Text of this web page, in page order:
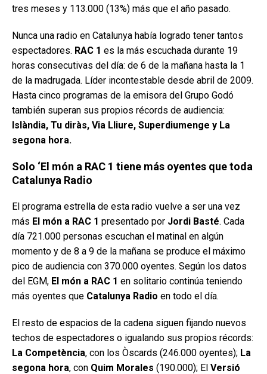
tres meses y 113.000 (13%) más que el año pasado.
Nunca una radio en Catalunya había logrado tener tantos
espectadores. RAC 1 es la más escuchada durante 19
horas consecutivas del día: de 6 de la mañana hasta la 1
de la madrugada. Líder incontestable desde abril de 2009.
Hasta cinco programas de la emisora del Grupo Godó
también superan sus propios récords de audiencia:
Islàndia, Tu diràs, Via Lliure, Superdiumenge y La
segona hora.
Solo ‘El món a RAC 1 tiene más oyentes que toda
Catalunya Radio
El programa estrella de esta radio vuelve a ser una vez
más El món a RAC 1 presentado por Jordi Basté. Cada
día 721.000 personas escuchan el matinal en algún
momento y de 8 a 9 de la mañana se produce el máximo
pico de audiencia con 370.000 oyentes. Según los datos
del EGM, El món a RAC 1 en solitario continúa teniendo
más oyentes que Catalunya Radio en todo el día.
El resto de espacios de la cadena siguen fijando nuevos
techos de espectadores o igualando sus propios récords:
La Competència, con los Òscards (246.000 oyentes); La
segona hora, con Quim Morales (190.000); El Versió